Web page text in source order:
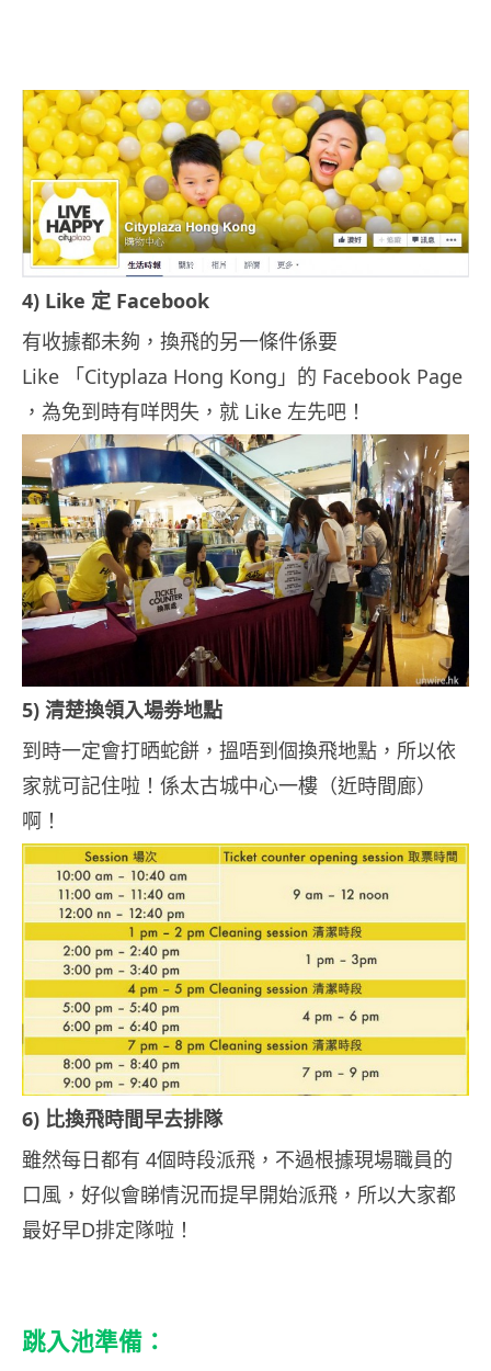
4) Like 定 Facebook
有收據都未夠，換飛的另一條件係要
Like 「Cityplaza Hong Kong」的 Facebook Page
，為免到時有咩閃失，就 Like 左先吧！
5) 清楚換領入場劵地點
到時一定會打晒蛇餅，搵唔到個換飛地點，所以依
家就可記住啦！係太古城中心一樓（近時間廊）
啊！
6) 比換飛時間早去排隊
雖然每日都有 4個時段派飛，不過根據現場職員的
口風，好似會睇情況而提早開始派飛，所以大家都
最好早D排定隊啦！
跳入池準備：